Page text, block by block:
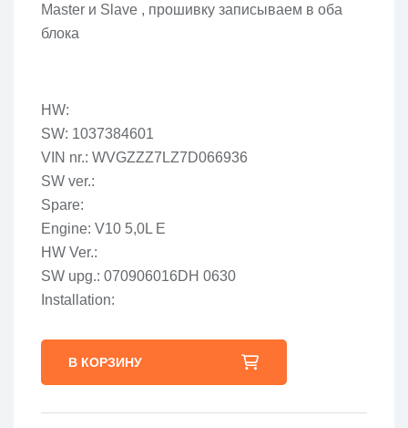
Master и Slave , прошивку записываем в оба
блока
HW:
SW: 1037384601
VIN nr.: WVGZZZ7LZ7D066936
SW ver.:
Spare:
Engine: V10 5,0L E
HW Ver.:
SW upg.: 070906016DH 0630
Installation:
В КОРЗИНУ